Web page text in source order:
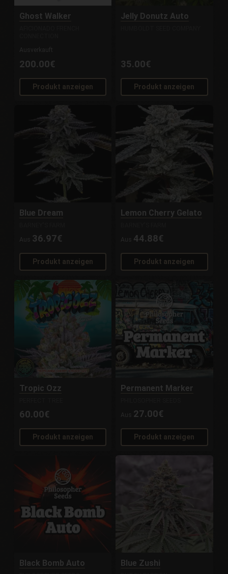
Ghost Walker
Ausverkauft
200.00€
Produkt anzeigen
Jelly Donutz Auto
35.00€
Produkt anzeigen
Blue Dream
Aus 36.97€
Produkt anzeigen
Lemon Cherry Gelato
Aus 44.88€
Produkt anzeigen
Tropic Ozz
60.00€
Produkt anzeigen
Permanent Marker
Aus 27.00€
Produkt anzeigen
Black Bomb Auto Blue Zushi